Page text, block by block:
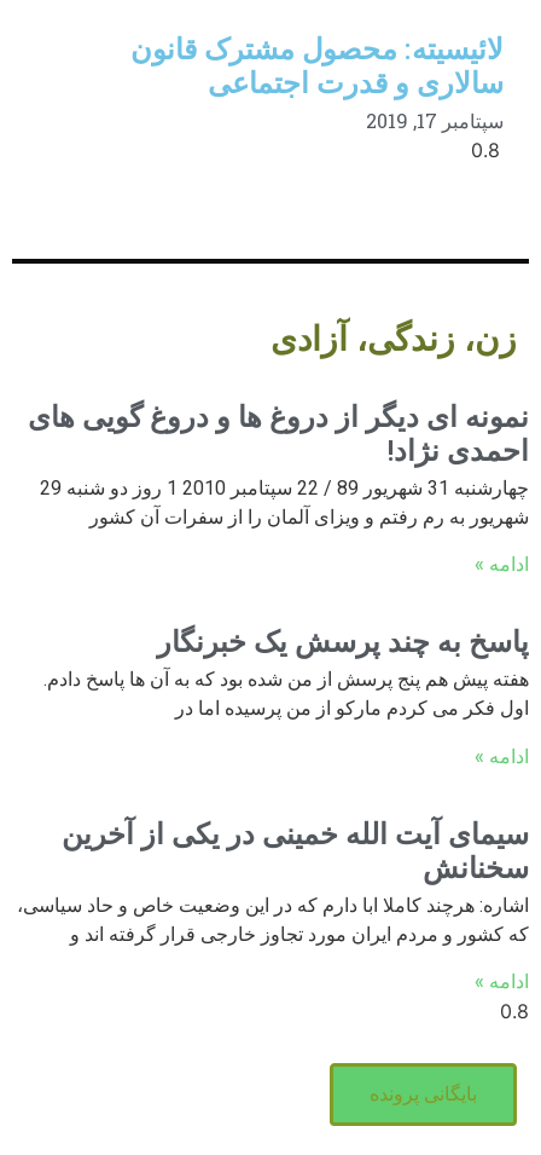
لائیسیته: محصول مشترک قانون
سالاری و قدرت اجتماعی
سپتامبر 17, 2019
زن، زندگی، آزادی
نمونه ای دیگر از دروغ ها و دروغ گویی های
احمدی نژاد!
چهارشنبه 31 شهریور 89 / 22 سپتامبر 2010 1 روز دو شنبه 29
شهریور به رم رفتم و ویزای آلمان را از سفرات آن کشور
ادامه »
پاسخ به چند پرسش یک خبرنگار
هفته پیش هم پنج پرسش از من شده بود که به آن ها پاسخ دادم.
اول فکر می کردم مارکو از من پرسیده اما در
ادامه »
سیمای آیت الله خمینی در یکی از آخرین
سخنانش
اشاره: هرچند کاملا ابا دارم که در این وضعیت خاص و حاد سیاسی،
که کشور و مردم ایران مورد تجاوز خارجی قرار گرفته اند و
ادامه »
بایگانی پرونده‌